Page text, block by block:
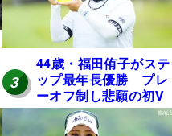
3
44歳・福田侑子がステ
ップ最年長優勝 プレ
ーオフ制し悲願の初V